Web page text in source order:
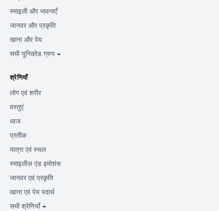
स्माइली और भावनाएँ
जानवर और प्रकृति
खाना और पेय
सभी यूनिकोड ग्रुप →
श्रेणियाँ
लोग एवं शरीर
वस्तुएं
ध्वज
प्रतीक
यात्रा एवं स्थल
स्माइलीज़ एंड इमोशंस
जानवर एवं प्रकृति
खाना एवं पेय पदार्थ
सभी श्रेणियाँ →